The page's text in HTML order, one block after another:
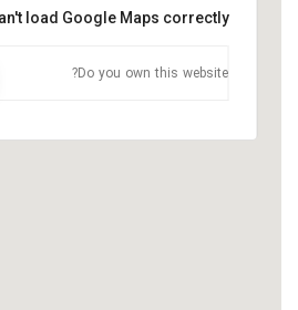
load Google Maps correctly.
Do you own this website?